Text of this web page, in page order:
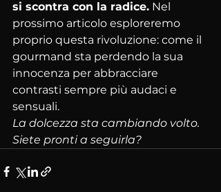
si scontra con la radice. Nel
prossimo articolo esploreremo
proprio questa rivoluzione: come il
gourmand sta perdendo la sua
innocenza per abbracciare
contrasti sempre più audaci e
sensuali.
La dolcezza sta cambiando volto.
Siete pronti a seguirla?